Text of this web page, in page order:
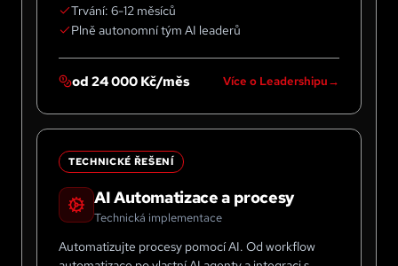
Trvání: 6-12 měsíců
Plně autonomní tým AI leaderů
od 24 000 Kč/měs Více o Leadershipu
TECHNICKÉ ŘEŠENÍ
AI Automatizace a procesy
Technická implementace
Automatizujte procesy pomocí AI. Od workflow